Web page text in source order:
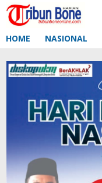
Lewati
ke
HOME NASIONAL